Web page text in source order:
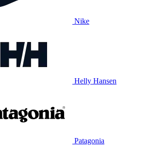
Nike
Helly Hansen
Patagonia